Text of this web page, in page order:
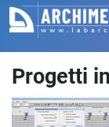
Progetti